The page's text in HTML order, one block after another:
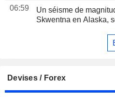
06:59
Un séisme de
Skwentna en Alaska,
Devises / Forex